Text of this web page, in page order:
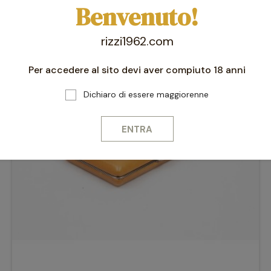
Benvenuto!
rizzi1962.com
Per accedere al sito devi aver compiuto 18 anni
Dichiaro di essere maggiorenne
ENTRA